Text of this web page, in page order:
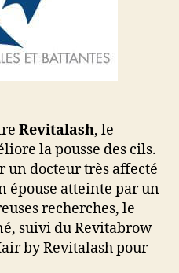
Revitalash, le
la pousse des cils.
un docteur très affecté
épouse atteinte par un
recherches, le
suivi du Revitabrow
by Revitalash pour